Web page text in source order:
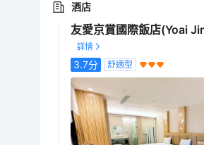
酒店
友愛京賞國際飯店(Yoai
3.7分 舒適型